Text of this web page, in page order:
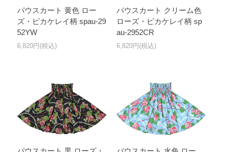
パウスカート 黄色 ロー
ズ・ピカケレイ柄 spau-29
52YW
6,820円(税込)
パウスカート クリーム色
ローズ・ピカケレイ柄 sp
au-2952CR
6,820円(税込)